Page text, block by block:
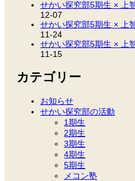
せかい探究部5期生 × 上
12-07
せかい探究部5期生 × 上
11-24
せかい探究部5期生 × 上
11-15
カテゴリー
お知らせ
せかい探究部の活動
1期生
2期生
3期生
4期生
5期生
メコン塾